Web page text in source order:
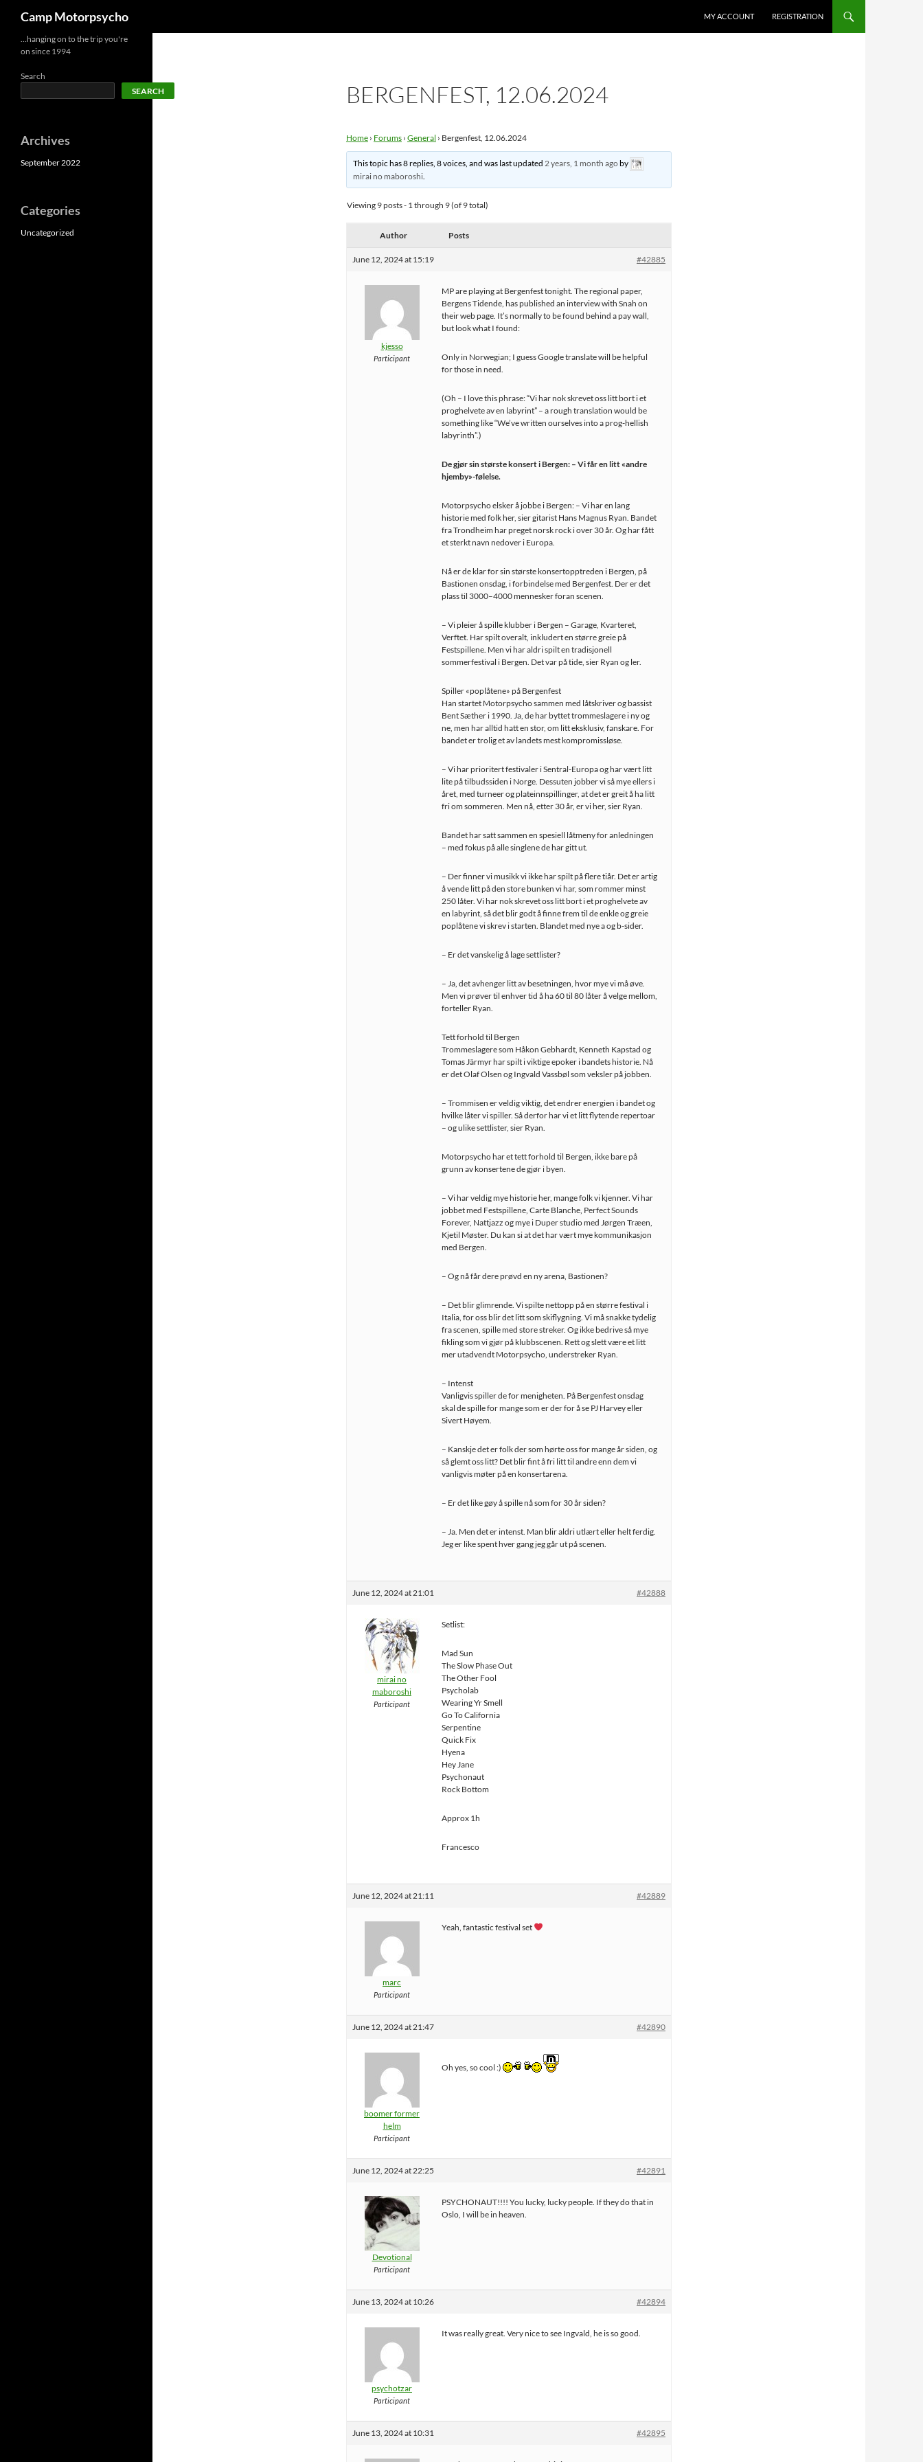
content
Camp Motorpsycho MY ACCOUNT REGISTRATION
BERGENFEST, 12.06.2024
Home › Forums › General › Bergenfest, 12.06.2024
This topic has 8 replies, 8 voices, and was last updated2 years, 1 month agoby
mirai no maboroshi.
Viewing 9 posts - 1 through 9 (of 9 total)
Author Posts
June 12, 2024 at 15:19 #42885
kjesso
Participant
MP are playing at Bergenfest tonight. The regional paper,
Bergens Tidende, has published an interview with Snah on
their web page. It’s normally to be found behind a pay wall,
but look what I found:
Only in Norwegian; I guess Google translate will be helpful
for those in need.
(Oh – I love this phrase: “Vi har nok skrevet oss litt bort i et
proghelvete av en labyrint” – a rough translation would be
something like “We’ve written ourselves into a prog-hellish
labyrinth”.)
De gjør sin største konsert i Bergen: – Vi får en litt «andre
hjemby»-følelse.
Motorpsycho elsker å jobbe i Bergen: – Vi har en lang
historie med folk her, sier gitarist Hans Magnus Ryan. Bandet
fra Trondheim har preget norsk rock i over 30 år. Og har fått
et sterkt navn nedover i Europa.
Nå er de klar for sin største konsertopptreden i Bergen, på
Bastionen onsdag, i forbindelse med Bergenfest. Der er det
plass til 3000–4000 mennesker foran scenen.
– Vi pleier å spille klubber i Bergen – Garage, Kvarteret,
Verftet. Har spilt overalt, inkludert en større greie på
Festspillene. Men vi har aldri spilt en tradisjonell
sommerfestival i Bergen. Det var på tide, sier Ryan og ler.
Spiller «poplåtene» på Bergenfest
Han startet Motorpsycho sammen med låtskriver og bassist
Bent Sæther i 1990. Ja, de har byttet trommeslagere i ny og
ne, men har alltid hatt en stor, om litt eksklusiv, fanskare. For
bandet er trolig et av landets mest kompromissløse.
– Vi har prioritert festivaler i Sentral-Europa og har vært litt
lite på tilbudssiden i Norge. Dessuten jobber vi så mye ellers i
året, med turneer og plateinnspillinger, at det er greit å ha litt
fri om sommeren. Men nå, etter 30 år, er vi her, sier Ryan.
Bandet har satt sammen en spesiell låtmeny for anledningen
– med fokus på alle singlene de har gitt ut.
– Der finner vi musikk vi ikke har spilt på flere tiår. Det er artig
å vende litt på den store bunken vi har, som rommer minst
250 låter. Vi har nok skrevet oss litt bort i et proghelvete av
en labyrint, så det blir godt å finne frem til de enkle og greie
poplåtene vi skrev i starten. Blandet med nye a og b-sider.
– Er det vanskelig å lage settlister?
– Ja, det avhenger litt av besetningen, hvor mye vi må øve.
Men vi prøver til enhver tid å ha 60 til 80 låter å velge mellom,
forteller Ryan.
Tett forhold til Bergen
Trommeslagere som Håkon Gebhardt, Kenneth Kapstad og
Tomas Järmyr har spilt i viktige epoker i bandets historie. Nå
er det Olaf Olsen og Ingvald Vassbøl som veksler på jobben.
– Trommisen er veldig viktig, det endrer energien i bandet og
hvilke låter vi spiller. Så derfor har vi et litt flytende repertoar
– og ulike settlister, sier Ryan.
Motorpsycho har et tett forhold til Bergen, ikke bare på
grunn av konsertene de gjør i byen.
– Vi har veldig mye historie her, mange folk vi kjenner. Vi har
jobbet med Festspillene, Carte Blanche, Perfect Sounds
Forever, Nattjazz og mye i Duper studio med Jørgen Træen,
Kjetil Møster. Du kan si at det har vært mye kommunikasjon
med Bergen.
– Og nå får dere prøvd en ny arena, Bastionen?
– Det blir glimrende. Vi spilte nettopp på en større festival i
Italia, for oss blir det litt som skiflygning. Vi må snakke tydelig
fra scenen, spille med store streker. Og ikke bedrive så mye
fikling som vi gjør på klubbscenen. Rett og slett være et litt
mer utadvendt Motorpsycho, understreker Ryan.
– Intenst
Vanligvis spiller de for menigheten. På Bergenfest onsdag
skal de spille for mange som er der for å se PJ Harvey eller
Sivert Høyem.
– Kanskje det er folk der som hørte oss for mange år siden, og
så glemt oss litt? Det blir fint å fri litt til andre enn dem vi
vanligvis møter på en konsertarena.
– Er det like gøy å spille nå som for 30 år siden?
– Ja. Men det er intenst. Man blir aldri utlært eller helt ferdig.
Jeg er like spent hver gang jeg går ut på scenen.
June 12, 2024 at 21:01 #42888
mirai no
maboroshi
Participant
Setlist:
Mad Sun
The Slow Phase Out
The Other Fool
Psycholab
Wearing Yr Smell
Go To California
Serpentine
Quick Fix
Hyena
Hey Jane
Psychonaut
Rock Bottom
Approx 1h
Francesco
June 12, 2024 at 21:11 #42889
marc
Participant
Yeah, fantastic festival set
June 12, 2024 at 21:47 #42890
boomer former
helm
Participant
Oh yes, so cool :)
June 12, 2024 at 22:25 #42891
Devotional
Participant
PSYCHONAUT!!!! You lucky, lucky people. If they do that in
Oslo, I will be in heaven.
June 13, 2024 at 10:26 #42894
psychotzar
Participant
It was really great. Very nice to see Ingvald, he is so good.
June 13, 2024 at 10:31 #42895
…hanging on to the trip you're
on since 1994
Search
SEARCH
Archives
September 2022
Categories
Uncategorized